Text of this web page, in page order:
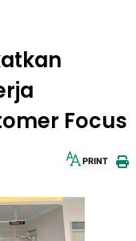
Focus
PRINT